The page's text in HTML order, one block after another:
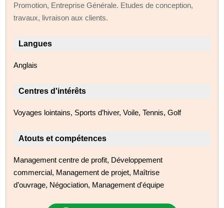
Promotion, Entreprise Générale. Etudes de conception,
travaux, livraison aux clients.
Langues
Anglais
Centres d'intérêts
Voyages lointains, Sports d’hiver, Voile, Tennis, Golf
Atouts et compétences
Management centre de profit, Développement
commercial, Management de projet, Maîtrise
d’ouvrage, Négociation, Management d'équipe